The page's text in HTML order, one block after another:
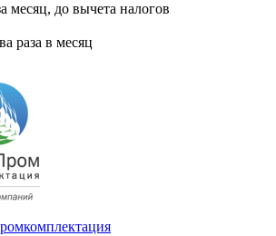
месяц, до вычета налогов
раза в месяц